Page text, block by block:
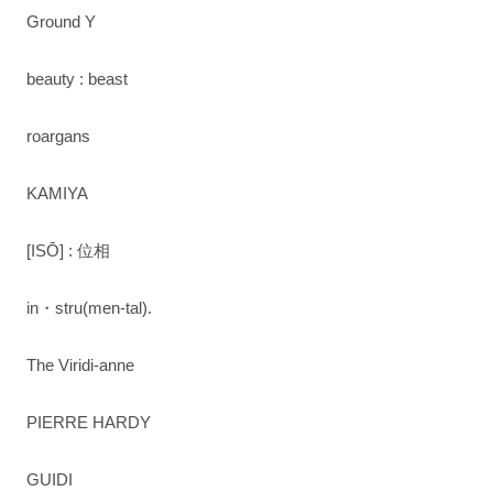
Ground Y
beauty : beast
roargans
KAMIYA
[ISŌ] : 位相
in・stru(men-tal).
The Viridi-anne
PIERRE HARDY
GUIDI